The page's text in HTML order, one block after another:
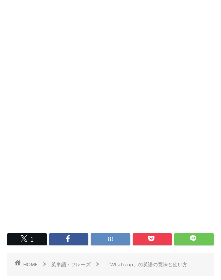
1
HOME 英単語・フレーズ 「What’s up」の英語の意味と使い方